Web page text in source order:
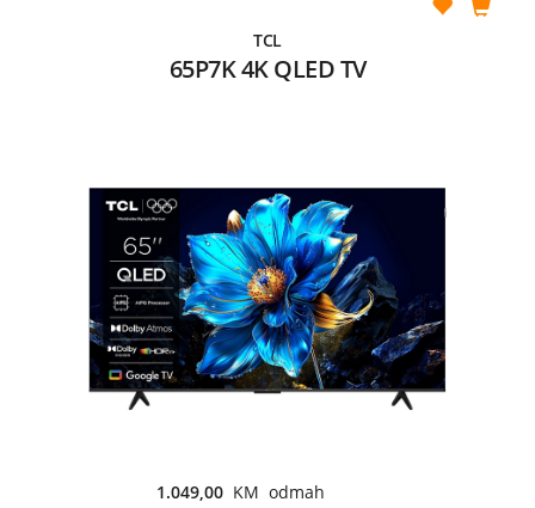
TCL
65P7K 4K QLED TV
1.049,00 KM odmah